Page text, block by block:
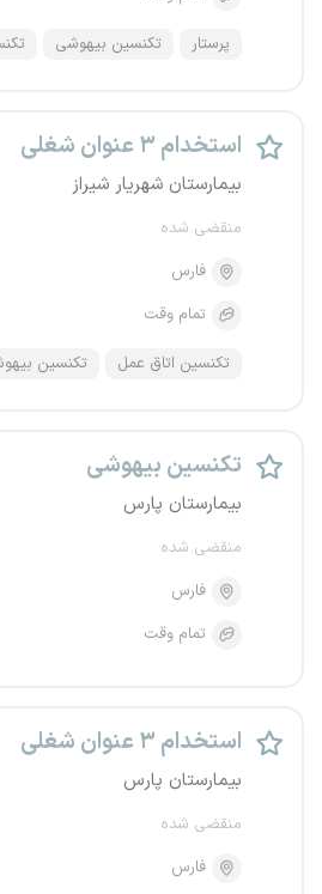
پرستار تکنسین بیهوشی
استخدام ۳ عنوان شغلی
بیمارستان شهریار شیراز
منقضی شده
فارس
تمام وقت
تکنسین اتاق عمل تکنسین
تکنسین بیهوشی
بیمارستان پارس
منقضی شده
فارس
تمام وقت
استخدام ۳ عنوان شغلی
بیمارستان پارس
منقضی شده
فارس